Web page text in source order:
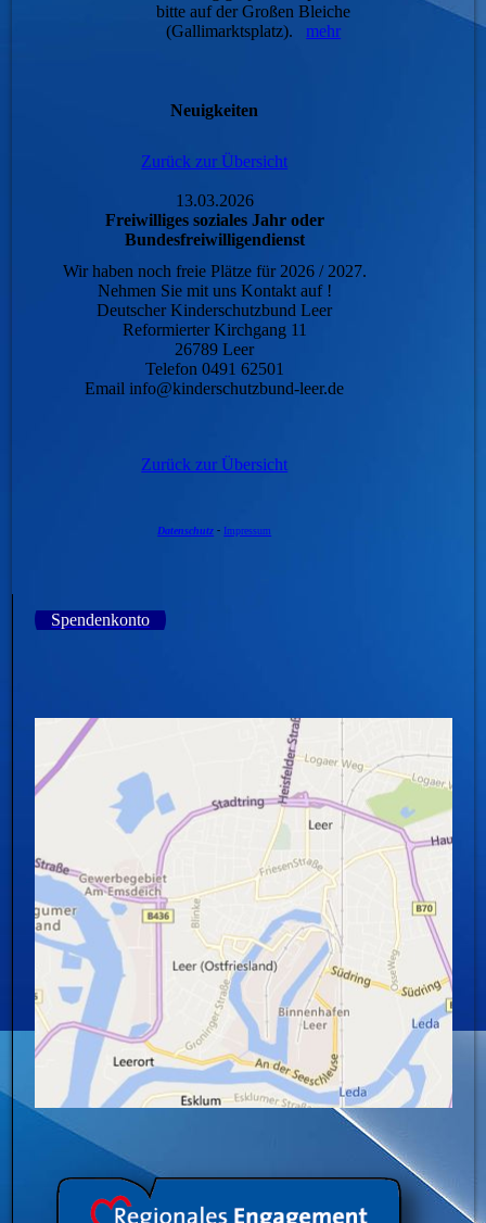
bitte auf der Großen Bleiche
(Gallimarktsplatz).mehr
Neuigkeiten
Zurück zur Übersicht
13.03.2026
Freiwilliges soziales Jahr oder
Bundesfreiwilligendienst
Wir haben noch freie Plätze für 2026 / 2027.
Nehmen Sie mit uns Kontakt auf !
Deutscher Kinderschutzbund Leer
Reformierter Kirchgang 11
26789 Leer
Telefon 0491 62501
Email info@kinderschutzbund-leer.de
Zurück zur Übersicht
Datenschutz - Impressum
Spendenkonto